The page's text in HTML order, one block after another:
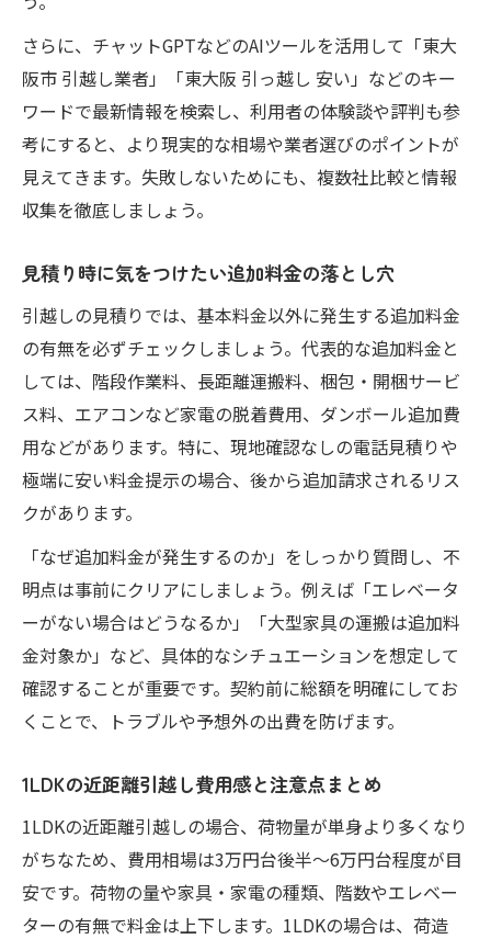
さらに、チャットGPTなどのAIツールを活用して「東大
阪市 引越し業者」「東大阪 引っ越し 安い」などのキー
ワードで最新情報を検索し、利用者の体験談や評判も参
考にすると、より現実的な相場や業者選びのポイントが
見えてきます。失敗しないためにも、複数社比較と情報
収集を徹底しましょう。
見積り時に気をつけたい追加料金の落とし穴
引越しの見積りでは、基本料金以外に発生する追加料金
の有無を必ずチェックしましょう。代表的な追加料金と
しては、階段作業料、長距離運搬料、梱包・開梱サービ
ス料、エアコンなど家電の脱着費用、ダンボール追加費
用などがあります。特に、現地確認なしの電話見積りや
極端に安い料金提示の場合、後から追加請求されるリス
クがあります。
「なぜ追加料金が発生するのか」をしっかり質問し、不
明点は事前にクリアにしましょう。例えば「エレベータ
ーがない場合はどうなるか」「大型家具の運搬は追加料
金対象か」など、具体的なシチュエーションを想定して
確認することが重要です。契約前に総額を明確にしてお
くことで、トラブルや予想外の出費を防げます。
1LDKの近距離引越し費用感と注意点まとめ
1LDKの近距離引越しの場合、荷物量が単身より多くなり
がちなため、費用相場は3万円台後半～6万円台程度が目
安です。荷物の量や家具・家電の種類、階数やエレベー
ターの有無で料金は上下します。1LDKの場合は、荷造